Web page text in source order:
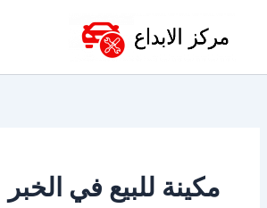
مكينة للبيع في الخبر